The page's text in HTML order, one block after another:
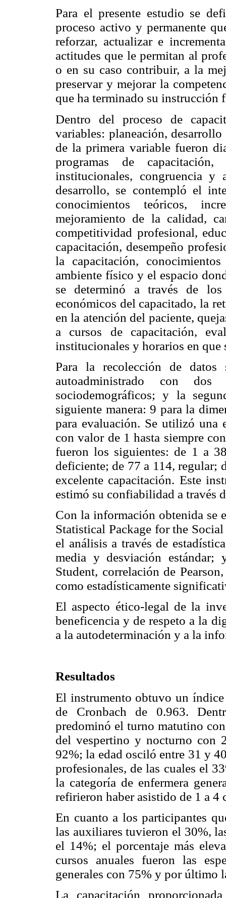
Para el presente estudio se
proceso activo y permanente
reforzar, actualizar e
actitudes que le permitan al
o en su caso contribuir, a la
preservar y mejorar la
que ha terminado su instrucción
Dentro del proceso de
variables: planeación,
de la primera variable fueron
programas de capacitación,
institucionales, congruencia y
desarrollo, se contempló el
conocimientos teóricos,
mejoramiento de la calidad,
competitividad profesional,
capacitación, desempeño
la capacitación,
ambiente físico y el espacio
se determinó a través de los
económicos del capacitado, la
en la atención del paciente,
a cursos de capacitación,
institucionales y horarios en que
Para la recolección de
autoadministrado con
sociodemográficos; y la
siguiente manera: 9 para la
para evaluación. Se utilizó una
con valor de 1 hasta siempre
fueron los siguientes: de 1 a
deficiente; de 77 a 114, regular;
excelente capacitación. Este
estimó su confiabilidad a través
Con la información obtenida se
Statistical Package for the
el análisis a través de
media y desviación
Student, correlación de
como estadísticamente
El aspecto ético-legal de la
beneficencia y de respeto a la
a la autodeterminación y a la
Resultados
El instrumento obtuvo un
de Cronbach de 0.963.
predominó el turno matutino
del vespertino y nocturno con
92%; la edad osciló entre 31 y
profesionales, de las cuales el
la categoría de enfermera
refirieron haber asistido de 1 a 4
En cuanto a los participantes
las auxiliares tuvieron el 30%,
el 14%; el porcentaje más
cursos anuales fueron las
generales con 75% y por último
La capacitación